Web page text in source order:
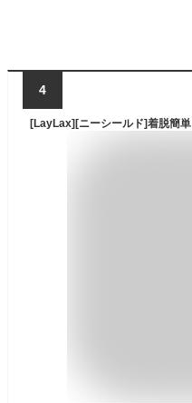
4